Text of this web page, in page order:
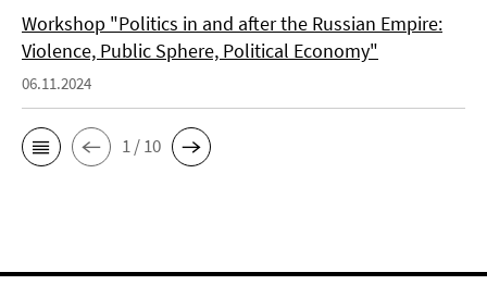
Workshop "Politics in and after the Russian Empire:
Violence, Public Sphere, Political Economy"
06.11.2024
1 / 10